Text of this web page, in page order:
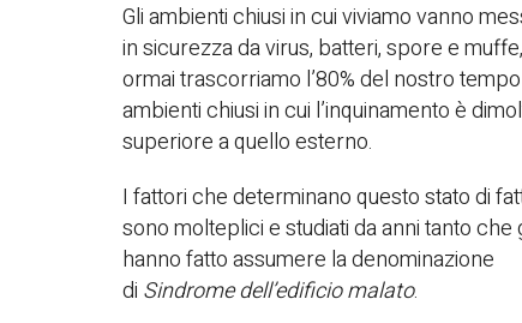
Gli ambienti chiusi in cui viviamo vanno
in sicurezza da virus, batteri, spore e muffe,
ormai trascorriamo l’80% del nostro
ambienti chiusi in cui l’inquinamento è
superiore a quello esterno.
I fattori che determinano questo stato di
sono molteplici e studiati da anni tanto che
hanno fatto assumere la denominazione
di Sindrome dell’edificio malato.